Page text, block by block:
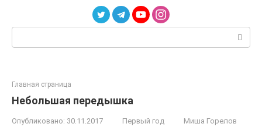
Главная страница
Небольшая передышка
Опубликовано: 30.11.2017 Первый год Миша Горелов